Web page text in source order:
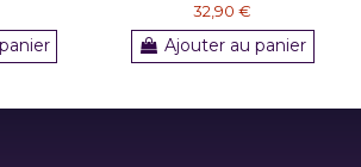
32,90 €
Ajouter au panier